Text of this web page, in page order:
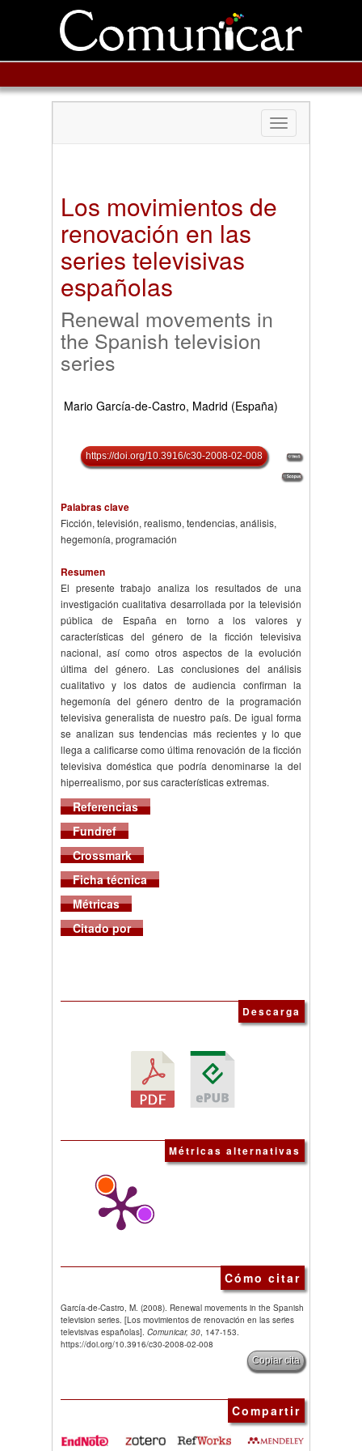
Toggle
navigation
Los movimientos de
renovación en las
series televisivas
españolas
Renewal movements in
the Spanish television
series
Mario García-de-Castro, Madrid (España)
https://doi.org/10.3916/c30-2008-02-008
Palabras clave
Ficción, televisión, realismo, tendencias, análisis,
hegemonía, programación
Resumen
El presente trabajo analiza los resultados de una
investigación cualitativa desarrollada por la televisión
pública de España en torno a los valores y
características del género de la ficción televisiva
nacional, así como otros aspectos de la evolución
última del género. Las conclusiones del análisis
cualitativo y los datos de audiencia confirman la
hegemonía del género dentro de la programación
televisiva generalista de nuestro país. De igual forma
se analizan sus tendencias más recientes y lo que
llega a calificarse como última renovación de la ficción
televisiva doméstica que podría denominarse la del
hiperrealismo, por sus características extremas.
Referencias
Fundref
Crossmark
Ficha técnica
Métricas
Citado por
Descarga
Métricas alternativas
Cómo citar
García-de-Castro, M. (2008). Renewal movements in the Spanish
television series. [Los movimientos de renovación en las series
televisivas españolas]. Comunicar, 30, 147-153.
https://doi.org/10.3916/c30-2008-02-008
Copiar cita
Compartir